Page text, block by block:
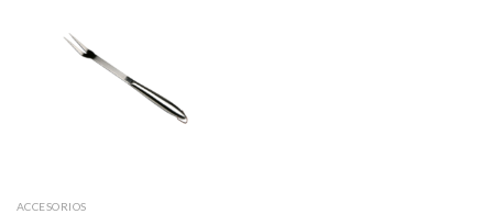
ACCESORIOS